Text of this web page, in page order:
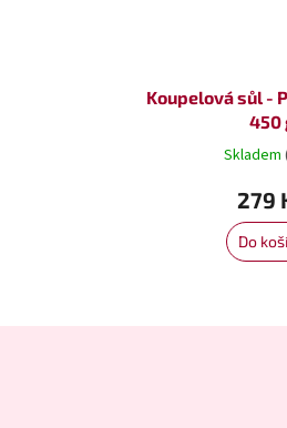
Koupelová sůl -
450
Skladem
279
Do